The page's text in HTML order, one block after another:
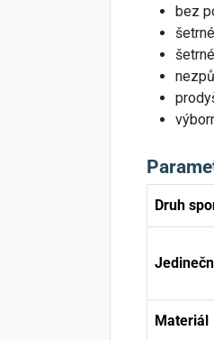
bez
Druh
Materiál